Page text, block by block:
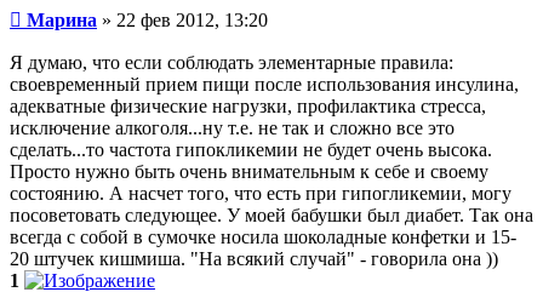
Сообщение
Марина » 22 фев 2012, 13:20
Я думаю, что если соблюдать элементарные правила:
своевременный прием пищи после использования инсулина,
адекватные физические нагрузки, профилактика стресса,
исключение алкоголя...ну т.е. не так и сложно все это
сделать...то частота гипокликемии не будет очень высока.
Просто нужно быть очень внимательным к себе и своему
состоянию. А насчет того, что есть при гипогликемии, могу
посоветовать следующее. У моей бабушки был диабет. Так она
всегда с собой в сумочке носила шоколадные конфетки и 15-
20 штучек кишмиша. "На всякий случай" - говорила она ))
1